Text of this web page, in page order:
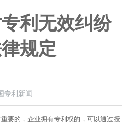
利无效纠纷
规定
专利新闻
要的，企业拥有专利权的，可以通过授